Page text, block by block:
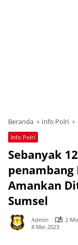
Beranda Info Polri
Info Polri
Sebanyak
Amankan
Sumsel
Admin
2
8 Mei 2023